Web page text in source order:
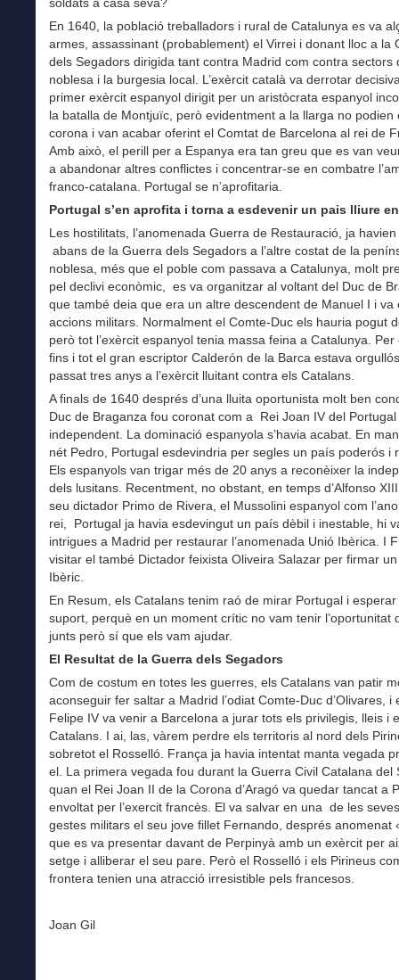
En 1640, la població treballadors i rural de Catalunya es va
armes, assassinant (probablement) el Virrei i donant lloc a la
dels Segadors dirigida tant contra Madrid com contra sectors
noblesa i la burgesia local. L’exèrcit català va derrotar
primer exèrcit espanyol dirigit per un aristòcrata espanyol
la batalla de Montjuïc, però evidentment a la llarga no podien
corona i van acabar oferint el Comtat de Barcelona al rei de
Amb això, el perill per a Espanya era tan greu que es van
a abandonar altres conflictes i concentrar-se en combatre
franco-catalana. Portugal se n’aprofitaria.
Portugal s’en aprofita i torna a esdevenir un pais lliure
Les hostilitats, l’anomenada Guerra de Restauració, ja
abans de la Guerra dels Segadors a l’altre costat de la
noblesa, més que el poble com passava a Catalunya, molt
pel declivi econòmic, es va organitzar al voltant del Duc de
que també deia que era un altre descendent de Manuel I i va
accions militars. Normalment el Comte-Duc els hauria pogut
però tot l’exèrcit espanyol tenia massa feina a Catalunya. Per
fins i tot el gran escriptor Calderón de la Barca estava
passat tres anys a l’exèrcit lluitant contra els Catalans.
A finals de 1640 després d’una lluita oportunista molt ben
Duc de Braganza fou coronat com a Rei Joan IV del
independent. La dominació espanyola s’havia acabat. En
nét Pedro, Portugal esdevindria per segles un país poderós i
Els espanyols van trigar més de 20 anys a reconèixer la
dels lusitans. Recentment, no obstant, en temps d’Alfonso
seu dictador Primo de Rivera, el Mussolini espanyol com
rei, Portugal ja havia esdevingut un país dèbil i inestable, hi
intrigues a Madrid per restaurar l’anomenada Unió Ibèrica. I
visitar el també Dictador feixista Oliveira Salazar per firmar
Ibèric.
En Resum, els Catalans tenim raó de mirar Portugal i
suport, perquè en un moment crític no vam tenir l’oportunitat
junts però sí que els vam ajudar.
El Resultat de la Guerra dels Segadors
Com de costum en totes les guerres, els Catalans van patir
aconseguir fer saltar a Madrid l’odiat Comte-Duc d’Olivares, i
Felipe IV va venir a Barcelona a jurar tots els privilegis, lleis i
Catalans. I ai, las, vàrem perdre els territoris al nord dels
sobretot el Rosselló. França ja havia intentat manta vegada
el. La primera vegada fou durant la Guerra Civil Catalana del
quan el Rei Joan II de la Corona d’Aragó va quedar tancat a
envoltat per l’exercit francès. El va salvar en una de les
gestes militars el seu jove fillet Fernando, després anomenat
que es va presentar davant de Perpinyà amb un exèrcit per
setge i alliberar el seu pare. Però el Rosselló i els Pirineus
frontera tenien una atracció irresistible pels francesos.
Joan Gil